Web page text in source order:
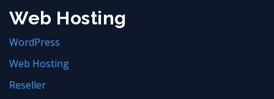
Web Hosting
WordPress
Web Hosting
Reseller